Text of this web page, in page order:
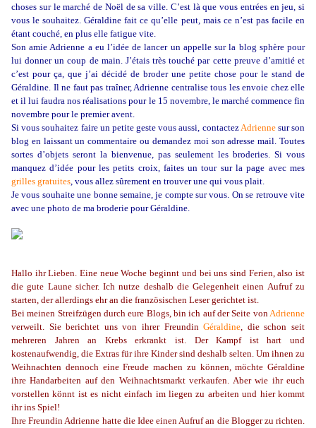
choses sur le marché de Noël de sa ville. C’est là que vous entrées en jeu, si
vous le souhaitez. Géraldine fait ce qu’elle peut, mais ce n’est pas facile en
étant couché, en plus elle fatigue vite.
Son amie Adrienne a eu l’idée de lancer un appelle sur la blog sphère pour
lui donner un coup de main. J’étais très touché par cette preuve d’amitié et
c’est pour ça, que j’ai décidé de broder une petite chose pour le stand de
Géraldine. Il ne faut pas traîner, Adrienne centralise tous les envoie chez elle
et il lui faudra nos réalisations pour le 15 novembre, le marché commence fin
novembre pour le premier avent.
Si vous souhaitez faire un petite geste vous aussi, contactezAdriennesur son
blog en laissant un commentaire ou demandez moi son adresse mail. Toutes
sortes d’objets seront la bienvenue, pas seulement les broderies. Si vous
manquez d’idée pour les petits croix, faites un tour sur la page avec mes
grilles gratuites, vous allez sûrement en trouver une qui vous plait.
Je vous souhaite une bonne semaine, je compte sur vous. On se retrouve vite
avec une photo de ma broderie pour Géraldine.
Hallo ihr Lieben. Eine neue Woche beginnt und bei uns sind Ferien, also ist
die gute Laune sicher. Ich nutze deshalb die Gelegenheit einen Aufruf zu
starten, der allerdings ehr an die französischen Leser gerichtet ist.
Bei meinen Streifzügen durch eure Blogs, bin ich auf der Seite vonAdrienne
verweilt. Sie berichtet uns von ihrer FreundinGéraldine, die schon seit
mehreren Jahren an Krebs erkrankt ist. Der Kampf ist hart und
kostenaufwendig, die Extras für ihre Kinder sind deshalb selten. Um ihnen zu
Weihnachten dennoch eine Freude machen zu können, möchte Géraldine
ihre Handarbeiten auf den Weihnachtsmarkt verkaufen. Aber wie ihr euch
vorstellen könnt ist es nicht einfach im liegen zu arbeiten und hier kommt
ihr ins Spiel!
Ihre Freundin Adrienne hatte die Idee einen Aufruf an die Blogger zu richten.